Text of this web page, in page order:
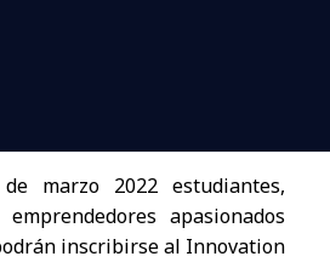
marzo 2022 estudiantes,
apasionados
inscribirse al Innovation